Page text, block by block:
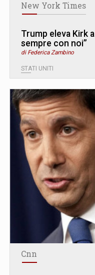
New York Times
Trump eleva Kirk
sempre con noi”
di Federica Zambino
STATI UNITI
Cnn